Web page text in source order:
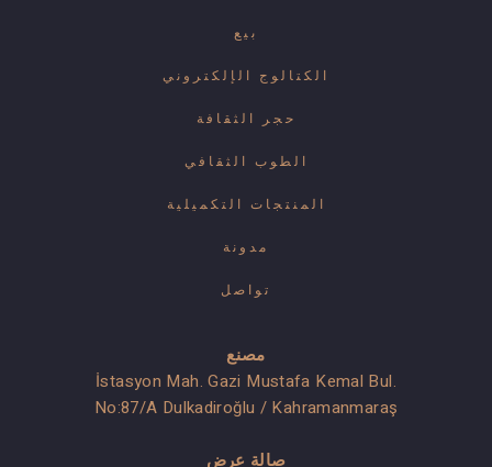
بيع
الكتالوج الإلكتروني
حجر الثقافة
الطوب الثقافي
المنتجات التكميلية
مدونة
تواصل
مصنع
İstasyon Mah. Gazi Mustafa Kemal Bul.
No:87/A Dulkadiroğlu / Kahramanmaraş
صالة عرض